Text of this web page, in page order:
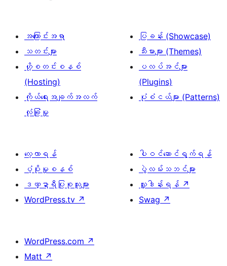
အကြောင်းအရာ
သတင်းများ
ဟို့စတင်းစနစ်
(Hosting)
ကိုယ်ရေးအချက်အလက်
လုံခြုံမှု
ပြခန်း (Showcase)
သီးမားများ (Themes)
ပလပ်အင်များ
(Plugins)
ပုံစံငယ်များ (Patterns)
လေ့လာရန်
ပံ့ပိုးမှုစနစ်
ဒဏ္ဍာရီပြုစုသူများ
WordPress.tv ↗
ပါဝင်ဆောင်ရွက်ရန်
ပွဲလမ်းသဘင်များ
လှူဒါန်းရန် ↗
Swag ↗
WordPress.com ↗
Matt ↗